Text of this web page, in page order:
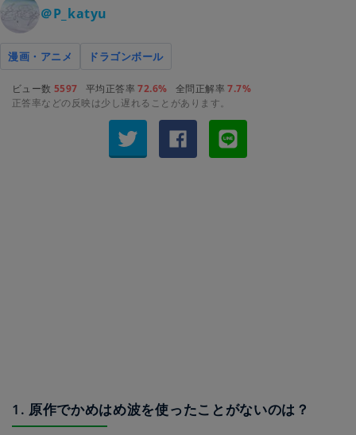
＠P_katyu
漫画・アニメ ドラゴンボール
ビュー数 5597 平均正答率72.6% 全問正解率7.7%
正答率などの反映は少し遅れることがあります。
1. 原作でかめはめ波を使ったことがないのは？